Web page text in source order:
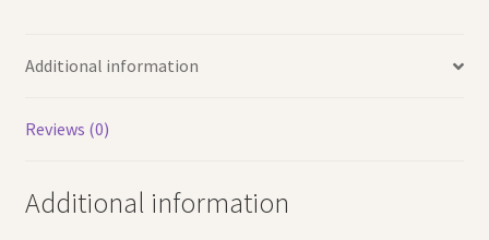
Additional information
Reviews (0)
Additional information